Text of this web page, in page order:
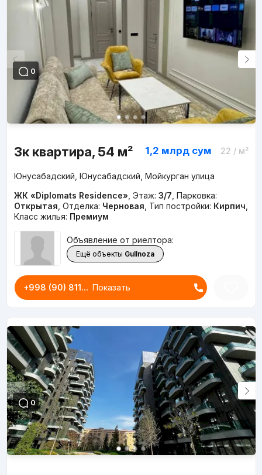
0
3к квартира, 54 м² 1,2 млрд сум 22 / м²
Юнусабадский, Юнусабадский, Мойкурган улица
ЖК «Diplomats Residence» Этаж: 3/7 Парковка:
Открытая Отделка: Черновая Тип постройки: Кирпич
Класс жилья: Премиум
Объявление от риелтора:
Ещё объекты Gullnoza
+998 (90) 811... Показать
0